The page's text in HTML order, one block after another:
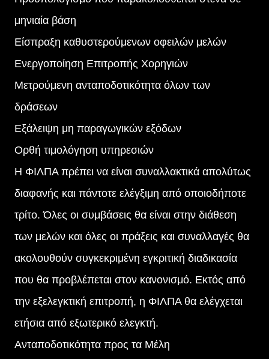
μηνιαία βάση
Είσπραξη καθυστερούμενων οφειλών μελών
Ενεργοποίηση Επιτροπής Χορηγιών
Μετρούμενη ανταποδοτικότητα όλων των
δράσεων
Εξάλειψη μη παραγωγικών εξόδων
Ορθή τιμολόγηση υπηρεσιών
Η ΦΙΛΠΑ πρέπει να είναι συναλλακτικά απολύτως
διαφανής και πάντοτε ελέγξιμη από οποιοδήποτε
τρίτο. Όλες οι συμβάσεις θα είναι στην διάθεση
των μελών και όλες οι πράξεις και συναλλαγές θα
ακολουθούν συγκεκριμένη εγκριτική διαδικασία
που θα προβλέπεται στον κανονισμό. Εκτός από
την εξελεγκτική επιτροπή, η ΦΙΛΠΑ θα ελέγχεται
ετήσια από εξωτερικό ελεγκτή.
Ανταποδοτικότητα προς τα Μέλη